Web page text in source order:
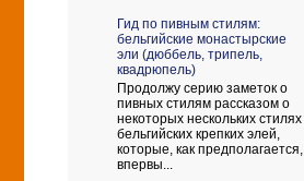
Гид по пивным стилям:
бельгийские монастырские
эли (дюббель, трипель,
квадрюпель)
Продолжу серию заметок о
пивных стилям рассказом о
некоторых нескольких стилях
бельгийских крепких элей,
которые, как предполагается,
впервы...